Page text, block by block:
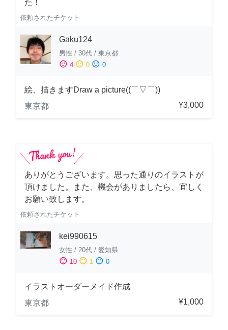
た！
依頼されたチケット
Gaku124
男性 / 30代 / 東京都
sentiment_satisfied 4 sentiment_neutral 0 sentiment_dissatisfied 0
絵、描きますDraw a picture((⌒▽⌒))
東京都
¥3,000
ありがとうございます。思った通りのイラストが
頂けました。また、機会がありましたら、宜しく
お願い致します。
依頼されたチケット
kei990615
女性 / 20代 / 愛知県
sentiment_satisfied 10 sentiment_neutral 1 sentiment_dissatisfied 0
イラストオーダーメイド作成
東京都
¥1,000